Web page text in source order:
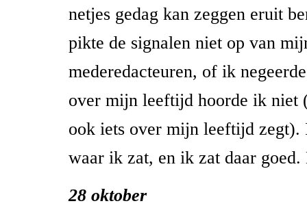
netjes gedag kan zeggen eruit
pikte de signalen niet op van
mederedacteuren, of ik
over mijn leeftijd hoorde ik niet
ook iets over mijn leeftijd
waar ik zat, en ik zat daar
28 oktober